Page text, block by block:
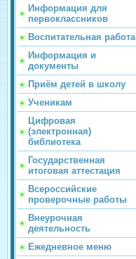
Информация для
первоклассников
Воспитательная работа
Информация и
документы
Приём детей в школу
Ученикам
Цифровая
(электронная)
библиотека
Государственная
итоговая аттестация
Всероссийские
проверочные работы
Внеурочная
деятельность
Ежедневное меню